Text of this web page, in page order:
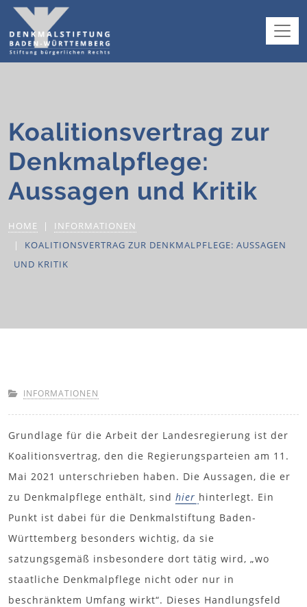
Koalitionsvertrag zur
Denkmalpflege:
Aussagen und Kritik
HOME
INFORMATIONEN
KOALITIONSVERTRAG ZUR DENKMALPFLEGE: AUSSAGEN
UND KRITIK
INFORMATIONEN
Grundlage für die Arbeit der Landesregierung ist der
Koalitionsvertrag, den die Regierungsparteien am 11.
Mai 2021 unterschrieben haben. Die Aussagen, die er
zu Denkmalpflege enthält, sind hier hinterlegt. Ein
Punkt ist dabei für die Denkmalstiftung Baden-
Württemberg besonders wichtig, da sie
satzungsgemäß insbesondere dort tätig wird, „wo
staatliche Denkmalpflege nicht oder nur in
beschränktem Umfang wirkt“. Dieses Handlungsfeld